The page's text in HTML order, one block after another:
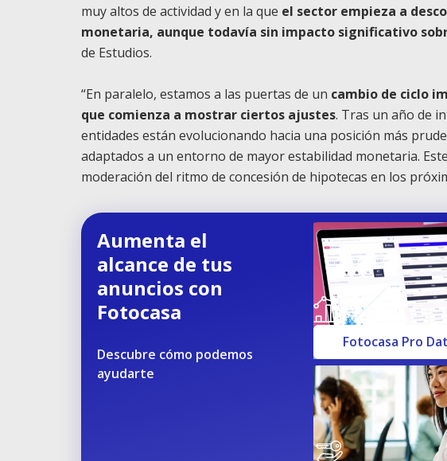
muy altos de actividad y en la que el sector empieza a
monetaria, aunque todavía sin impacto significativo
de Estudios.
“En paralelo, estamos a las puertas de un cambio de ciclo
que comienza a mostrar ciertos ajustes. Tras un año de
entidades están evolucionando hacia una posición más
adaptados a un entorno de mayor estabilidad monetaria.
moderación del ritmo de concesión de hipotecas en los
Aumenta el
alcance de tus
anuncios con
Fotocasa
Descubre cómo podemos
ayudarte
Fotocasa Pro